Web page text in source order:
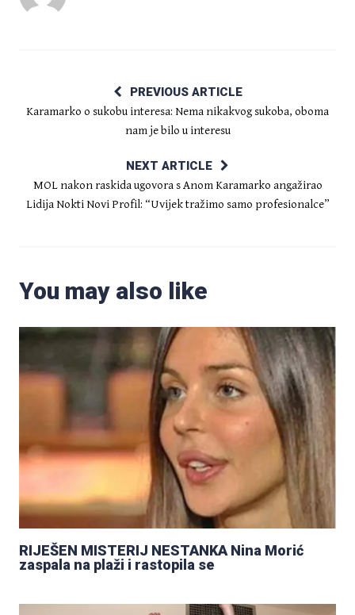
PREVIOUS ARTICLE
Karamarko o sukobu interesa: Nema nikakvog sukoba, oboma
nam je bilo u interesu
NEXT ARTICLE
MOL nakon raskida ugovora s Anom Karamarko angažirao
Lidija Nokti Novi Profil: “Uvijek tražimo samo profesionalce”
You may also like
RIJEŠEN MISTERIJ NESTANKA Nina Morić
zaspala na plaži i rastopila se